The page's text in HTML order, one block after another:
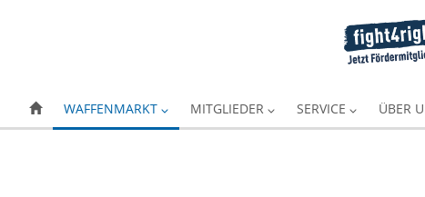
WAFFENMARKT MITGLIEDER SERVICE ÜBER